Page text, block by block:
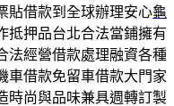
貼借款到全球辦理安心龜
抵押品台北合法當鋪擁有
法經營借款處理融資各種
車借款免留車借款大門家
時尚與品味兼具週轉訂製